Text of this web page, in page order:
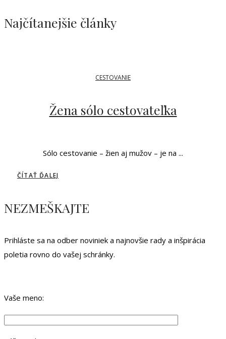
Najčítanejšie články
CESTOVANIE
Žena sólo cestovateľka
Sólo cestovanie – žien aj mužov – je na ...
ČÍTAŤ ĎALEJ
NEZMEŠKAJTE
Prihláste sa na odber noviniek a najnovšie rady a inšpirácia
poletia rovno do vašej schránky.
Vaše meno: